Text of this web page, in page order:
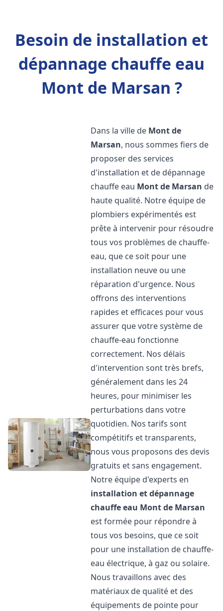
Besoin de installation et
dépannage chauffe eau
Mont de Marsan ?
Dans la ville de Mont de
Marsan, nous sommes fiers de
proposer des services
d'installation et de dépannage
chauffe eau Mont de Marsan de
haute qualité. Notre équipe de
plombiers expérimentés est
prête à intervenir pour résoudre
tous vos problèmes de chauffe-
eau, que ce soit pour une
installation neuve ou une
réparation d'urgence. Nous
offrons des interventions
rapides et efficaces pour vous
assurer que votre système de
chauffe-eau fonctionne
correctement. Nos délais
d'intervention sont très brefs,
généralement dans les 24
heures, pour minimiser les
perturbations dans votre
quotidien. Nos tarifs sont
compétitifs et transparents,
nous vous proposons des devis
gratuits et sans engagement.
Notre équipe d'experts en
installation et dépannage
chauffe eau Mont de Marsan
est formée pour répondre à
tous vos besoins, que ce soit
pour une installation de chauffe-
eau électrique, à gaz ou solaire.
Nous travaillons avec des
matériaux de qualité et des
équipements de pointe pour